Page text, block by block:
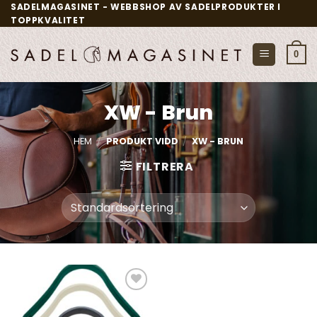
Skip
to
content
SADELMAGASINET - WEBBSHOP AV SADELPRODUKTER I
TOPPKVALITET
0
XW - Brun
HEM / PRODUKT VIDD / XW - BRUN
FILTRERA
Add to
wishlist